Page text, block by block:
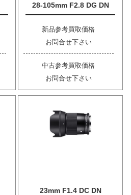
28-105mm F2.8 DG DN
新品参考買取価格
お問合せ下さい
中古参考買取価格
お問合せ下さい
23mm F1.4 DC DN